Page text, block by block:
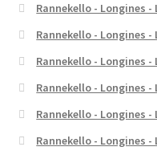
Rannekello - Longines
Rannekello - Longines
Rannekello - Longines -
Rannekello - Longines
Rannekello - Longines
Rannekello - Longines